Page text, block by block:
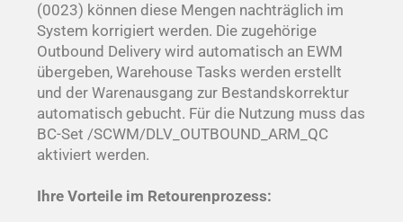
(0023) können diese Mengen nachträglich im
System korrigiert werden. Die zugehörige
Outbound Delivery wird automatisch an EWM
übergeben, Warehouse Tasks werden erstellt
und der Warenausgang zur Bestandskorrektur
automatisch gebucht. Für die Nutzung muss das
BC-Set /SCWM/DLV_OUTBOUND_ARM_QC
aktiviert werden.
Ihre Vorteile im Retourenprozess: